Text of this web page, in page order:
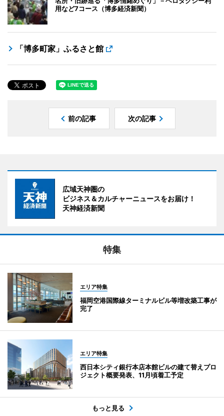
用など7コース（博多経済新聞）
「博多町家」ふるさと館
前の記事 次の記事
広域天神圏の
ビジネス＆カルチャーニュースをお届け！
天神経済新聞
特集
エリア特集
福岡空港国際線ターミナルビル等増改築工事が
完了
エリア特集
西日本シティ銀行本店本館ビルの建て替えプロ
ジェクト概要発表、11月頃着工予定
もっと見る